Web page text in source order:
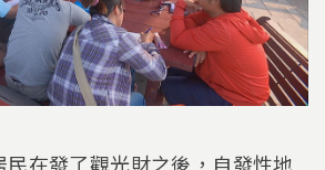
在發了觀光財之後，自發性地